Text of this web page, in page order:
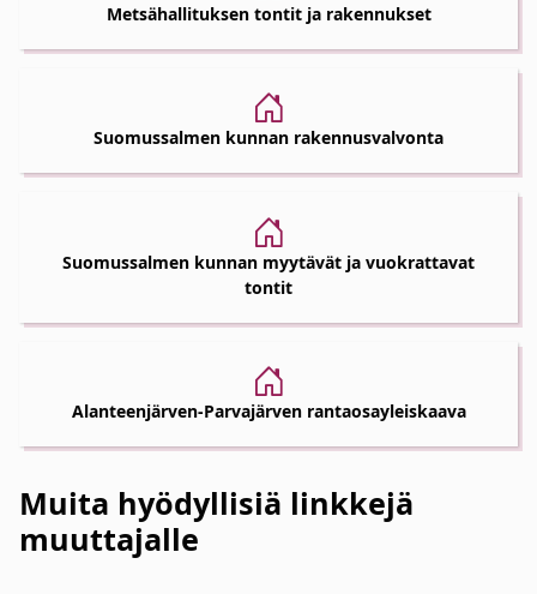
Metsähallituksen tontit ja rakennukset
Suomussalmen kunnan rakennusvalvonta
Suomussalmen kunnan myytävät ja vuokrattavat
tontit
Alanteenjärven-Parvajärven rantaosayleiskaava
Muita hyödyllisiä linkkejä
muuttajalle